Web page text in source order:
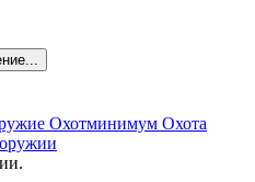
Охотминимум Охота